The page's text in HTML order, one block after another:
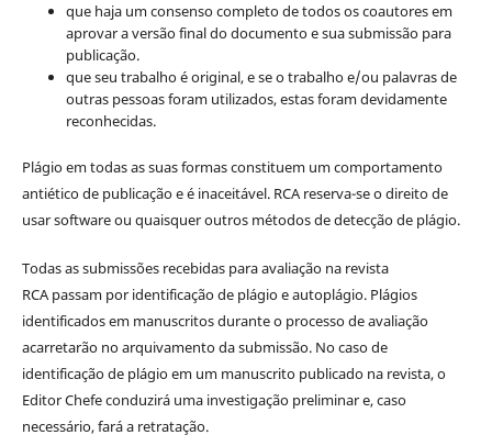
que haja um consenso completo de todos os coautores em
aprovar a versão final do documento e sua submissão para
publicação.
que seu trabalho é original, e se o trabalho e/ou palavras de
outras pessoas foram utilizados, estas foram devidamente
reconhecidas.
Plágio em todas as suas formas constituem um comportamento
antiético de publicação e é inaceitável. RCA reserva-se o direito de
usar software ou quaisquer outros métodos de detecção de plágio.
Todas as submissões recebidas para avaliação na revista
RCA passam por identificação de plágio e autoplágio. Plágios
identificados em manuscritos durante o processo de avaliação
acarretarão no arquivamento da submissão. No caso de
identificação de plágio em um manuscrito publicado na revista, o
Editor Chefe conduzirá uma investigação preliminar e, caso
necessário, fará a retratação.